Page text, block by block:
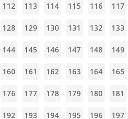
112 113 114 115 116 117
128 129 130 131 132 133
144 145 146 147 148 149
160 161 162 163 164 165
176 177 178 179 180 181
192 193 194 195 196 197